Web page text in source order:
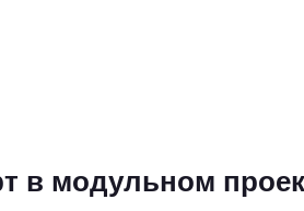
в модульном